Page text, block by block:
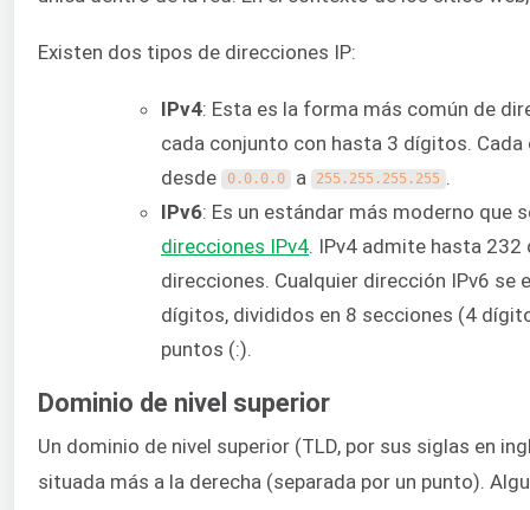
Existen dos tipos de direcciones IP:
IPv4: Esta es la forma más común de
cada conjunto con hasta 3 dígitos.
desde
0.0.0.0 a 255.255.255.255
IPv6: Es un estándar más moderno que
direcciones IPv4 . IPv4 admite hasta
direcciones. Cualquier dirección IPv6
dígitos, divididos en 8 secciones (4
puntos (:).
Dominio de nivel superior
Un dominio de nivel superior (TLD, por sus siglas en
situada más a la derecha (separada por un punto).